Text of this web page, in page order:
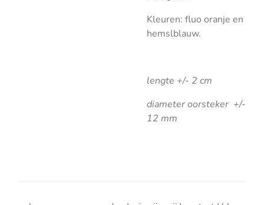
Kleuren: fluo oranje en
hemslblauw.
lengte +/- 2 cm
diameter oorsteker +/-
12 mm